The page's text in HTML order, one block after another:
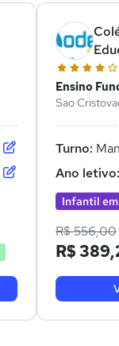
Ensino
Sao
Turno:
Ano letivo:
Infantil
R$ 556,00
R$